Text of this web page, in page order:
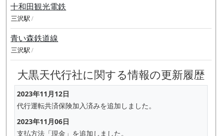
十和田観光電鉄
三沢駅
青い森鉄道線
三沢駅
大黒天代行社に関する情報の更新履歴
2023年11月12日
代行運転共済保険加入済みを追加しました。
2023年11月06日
支払方法「現金」を追加しました。